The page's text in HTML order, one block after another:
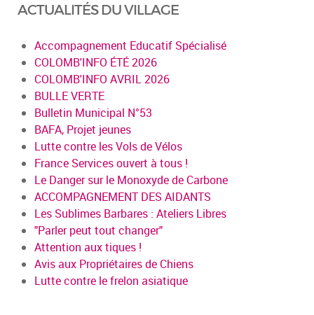
ACTUALITÉS DU VILLAGE
Accompagnement Educatif Spécialisé
COLOMB'INFO ÉTÉ 2026
COLOMB'INFO AVRIL 2026
BULLE VERTE
Bulletin Municipal N°53
BAFA, Projet jeunes
Lutte contre les Vols de Vélos
France Services ouvert à tous !
Le Danger sur le Monoxyde de Carbone
ACCOMPAGNEMENT DES AIDANTS
Les Sublimes Barbares : Ateliers Libres
"Parler peut tout changer"
Attention aux tiques !
Avis aux Propriétaires de Chiens
Lutte contre le frelon asiatique